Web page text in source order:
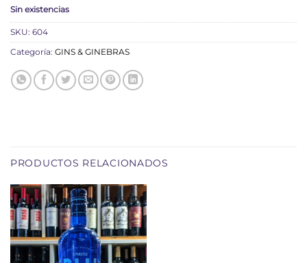
Sin existencias
SKU: 604
Categoría: GINS & GINEBRAS
PRODUCTOS RELACIONADOS